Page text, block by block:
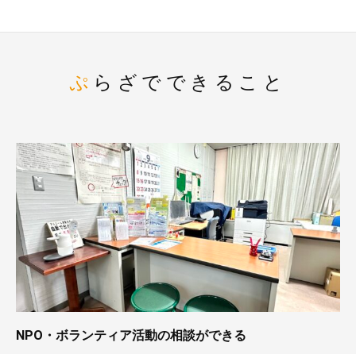
ぷらざでできること
NPO・ボランティア活動の相談ができる